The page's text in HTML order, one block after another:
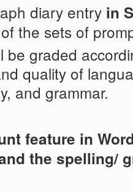
diary entry in
the sets of
be graded
quality of
and grammar.
feature in
the spelling/